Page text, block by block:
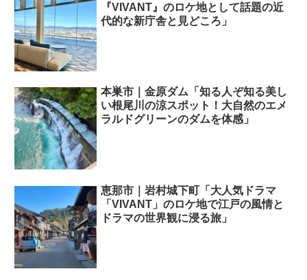
『VIVANT』のロケ地として話題の近
代的な新庁舎と見どころ」
本巣市｜金原ダム「知る人ぞ知る美し
い根尾川の涼スポット！大自然のエメ
ラルドグリーンのダムを体感」
恵那市｜岩村城下町「大人気ドラマ
「VIVANT」のロケ地で江戸の風情と
ドラマの世界観に浸る旅」